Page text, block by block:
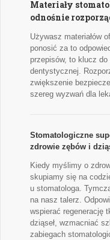
Materiały
odnośnie
Używasz materiałów
ponosić za to
przepisów, to klucz
dentystycznej.
zwiększenie
szereg wyzwań dla
Stomatologiczne
zdrowie zębów i
Kiedy myślimy o
skupiamy się na
u stomatologa.
na nasz talerz.
wspierać regenerację
dziąseł, wzmacniać
zabiegach